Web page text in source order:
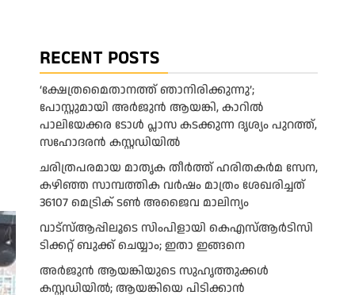
RECENT POSTS
‘ക്ഷേത്രമൈതാനത്ത് ഞാനിരിക്കുന്നു’;
പോസ്റ്റുമായി അർജുൻ ആയങ്കി, കാറിൽ
പാലിയേക്കര ടോൾ പ്ലാസ കടക്കുന്ന ദൃശ്യം പുറത്ത്,
സഹോദരൻ കസ്റ്റഡിയിൽ
ചരിത്രപരമായ മാതൃക തീര്‍ത്ത് ഹരിതകര്‍മ സേന,
കഴിഞ്ഞ സാമ്പത്തിക വര്‍ഷം മാത്രം ശേഖരിച്ചത്
36107 മെട്രിക് ടണ്‍ അജൈവ മാലിന്യം
വാട്‌സ്ആപ്പിലൂടെ സിംപിളായി കെഎസ്ആര്‍ടിസി
ടിക്കറ്റ് ബുക്ക് ചെയ്യാം; ഇതാ ഇങ്ങനെ
അർജുൻ ആയങ്കിയുടെ സുഹൃത്തുക്കൾ
കസ്റ്റഡിയിൽ; ആയങ്കിയെ പിടിക്കാൻ